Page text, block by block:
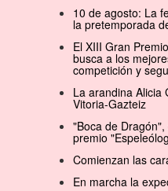
10 de agosto: La
la pretemporada
El XIII Gran
busca a los
competición y
La arandina Alicia
Vitoria-Gazteiz
"Boca de
premio
Comienzan las
En marcha la